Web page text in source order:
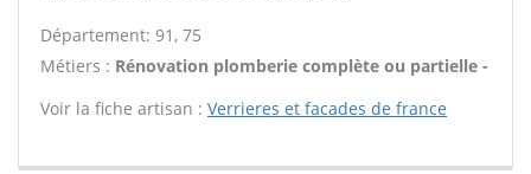
Département: 91, 75
Métiers : Rénovation plomberie complète ou partielle -
Voir la fiche artisan : Verrieres et facades de france